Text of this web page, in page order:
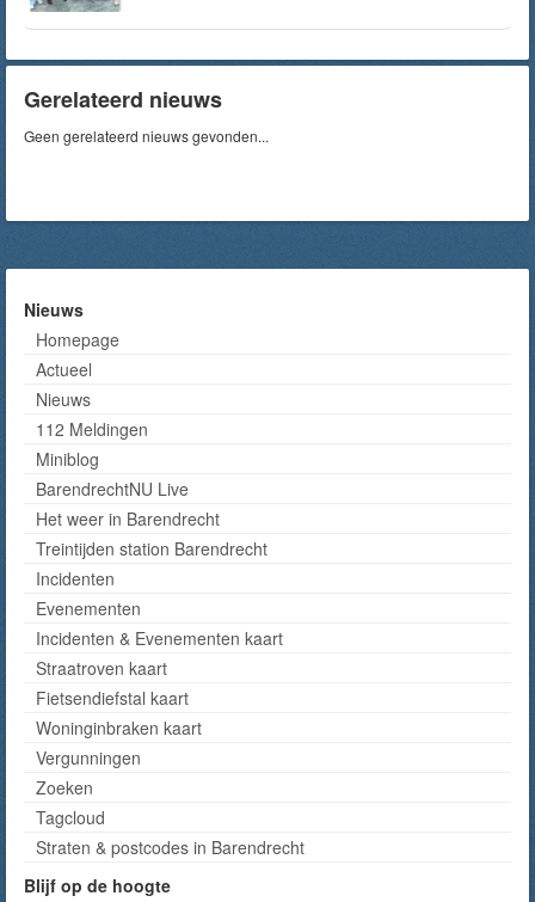
Gerelateerd nieuws
Geen gerelateerd nieuws gevonden...
Nieuws
Homepage
Actueel
Nieuws
112 Meldingen
Miniblog
BarendrechtNU Live
Het weer in Barendrecht
Treintijden station Barendrecht
Incidenten
Evenementen
Incidenten & Evenementen kaart
Straatroven kaart
Fietsendiefstal kaart
Woninginbraken kaart
Vergunningen
Zoeken
Tagcloud
Straten & postcodes in Barendrecht
Blijf op de hoogte